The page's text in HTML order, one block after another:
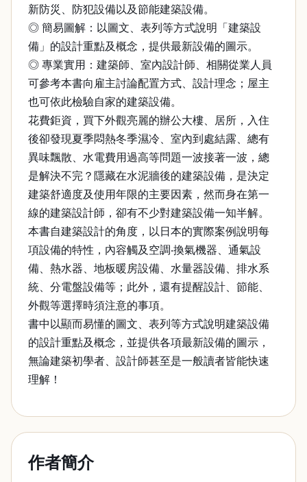
新防災、防犯設備以及節能建築設備。
◎ 簡易圖解：以圖文、表列等方式說明「建築設
備」的設計重點及概念，提供最新設備的圖示。
◎ 專業實用：建築師、室內設計師、相關從業人員
可參考本書向雇主討論配置方式、設計理念；屋主
也可依此檢驗自家的建築設備。
花費鉅資，買下外觀亮麗的辦公大樓、居所，入住
後卻發現夏季悶熱冬季濕冷、室內到處結露、總有
異味飄散、水電費用過高等問題一波接著一波，總
是解決不完？隱藏在水泥牆後的建築設備，是決定
建築舒適度及使用年限的主要因素，然而身在第一
線的建築設計師，卻有不少對建築設備一知半解。
本書自建築設計的角度，以日本的實際案例說明每
項設備的特性，內容觸及空調‧換氣機器、通氣設
備、熱水器、地板暖房設備、水量器設備、排水系
統、分電盤設備等；此外，還有提醒設計、節能、
外觀等選擇時須注意的事項。
書中以顯而易懂的圖文、表列等方式說明建築設備
的設計重點及概念，並提供各項最新設備的圖示，
無論建築初學者、設計師甚至是一般讀者皆能快速
理解！
作者簡介